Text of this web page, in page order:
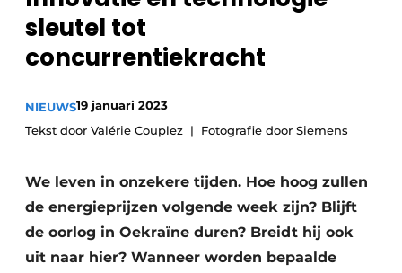
Vacature aanmelden
Vacatures
sleutel tot
concurrentiekracht
NIEUWS19 januari 2023
Tekst door Valérie Couplez
Fotografie door Siemens
We leven in onzekere tijden. Hoe hoog zullen
de energieprijzen volgende week zijn? Blijft
de oorlog in Oekraïne duren? Breidt hij ook
uit naar hier? Wanneer worden bepaalde